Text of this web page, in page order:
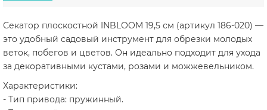
Секатор плоскостной INBLOOM 19,5 см (артикул 186-020) —
это удобный садовый инструмент для обрезки молодых
веток, побегов и цветов. Он идеально подходит для ухода
за декоративными кустами, розами и можжевельником.
Характеристики:
- Тип привода: пружинный.